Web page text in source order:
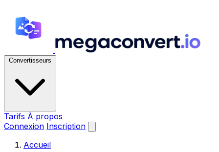
Convertisseurs
Tarifs À propos
Connexion Inscription
Accueil